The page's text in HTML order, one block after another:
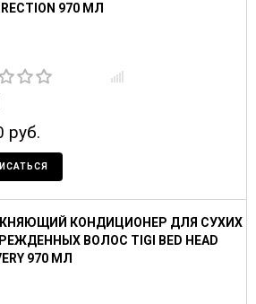
970 МЛ
руб.
КОНДИЦИОНЕР ДЛЯ СУХИХ
ВОЛОС TIGI BED HEAD
970 МЛ